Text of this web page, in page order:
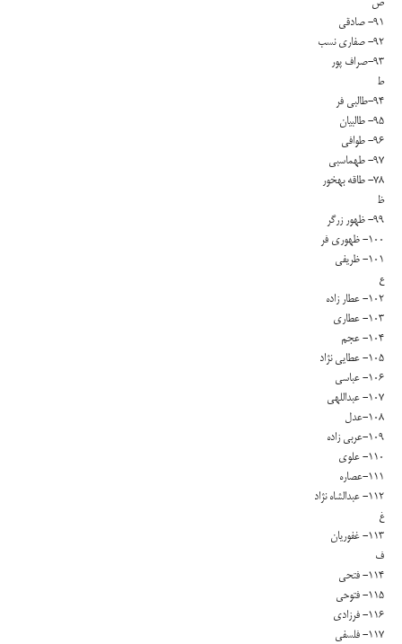
ص
۹۱- صادقی
۹۲- صفاری نسب
۹۳-صراف پور
ط
۹۴-طالبی فر
۹۵- طالبیان
۹۶- طوافی
۹۷- طهماسبی
۷۸- طاقه بهخور
ظ
۹۹- ظهور زرگر
۱۰۰- ظهوری فر
۱۰۱- ظریفی
ع
۱۰۲- عطار زاده
۱۰۳- عطاری
۱۰۴- عجم
۱۰۵- عطایی نژاد
۱۰۶- عباسی
۱۰۷- عبداللهی
۱۰۸-عدل
۱۰۹-عربی زاده
۱۱۰- علوی
۱۱۱-عصاره
۱۱۲- عبدالشاه نژاد
غ
۱۱۳- غفوریان
ف
۱۱۴- فتحی
۱۱۵- فتوحی
۱۱۶- فرزادی
۱۱۷- فلسفی